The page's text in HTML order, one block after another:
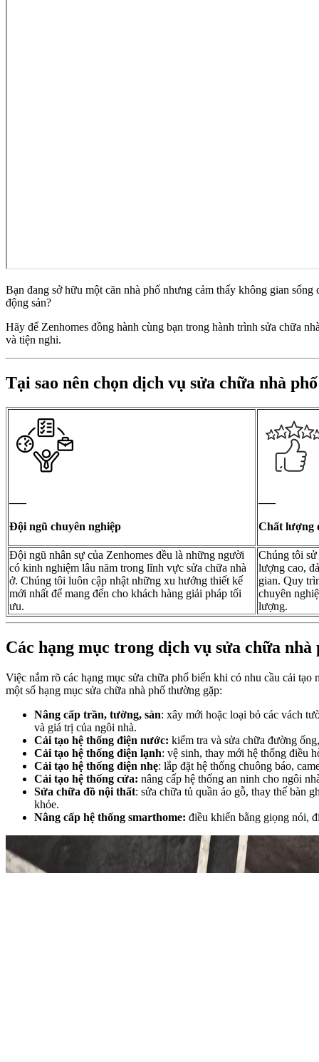
Bạn đang sở hữu một căn nhà phố nhưng cảm thấy không gian
động sản?
Hãy để Zenhomes đồng hành cùng bạn trong hành trình sửa chữa
và tiện nghi.
Tại sao nên chọn dịch vụ sửa chữa nhà
—–
Đội ngũ chuyên nghiệp
—–
Chất lượng
Đội ngũ nhân sự của Zenhomes đều là những người
có kinh nghiệm lâu năm trong lĩnh vực sửa chữa nhà
ở. Chúng tôi luôn cập nhật những xu hướng thiết kế
mới nhất để mang đến cho khách hàng giải pháp tối
ưu.
Chúng tôi
lượng cao,
gian. Quy
chuyên
lượng.
Các hạng mục trong dịch vụ sửa chữa nhà
Việc nắm rõ các hạng mục sửa chữa phổ biến khi có nhu cầu cải tạo
một số hạng mục sửa chữa nhà phố thường gặp:
Nâng cấp trần, tường, sàn: xây mới hoặc loại bỏ các vách
và giá trị của ngôi nhà.
Cải tạo hệ thống điện nước: kiểm tra và sửa chữa đường
Cải tạo hệ thống điện lạnh: vệ sinh, thay mới hệ thống điều
Cải tạo hệ thống điện nhẹ: lắp đặt hệ thống chuông báo,
Cải tạo hệ thống cửa: nâng cấp hệ thống an ninh cho ngôi
Sửa chữa đồ nội thất: sửa chữa tủ quần áo gỗ, thay thế bàn
khỏe.
Nâng cấp hệ thống smarthome: điều khiển bằng giọng nói,